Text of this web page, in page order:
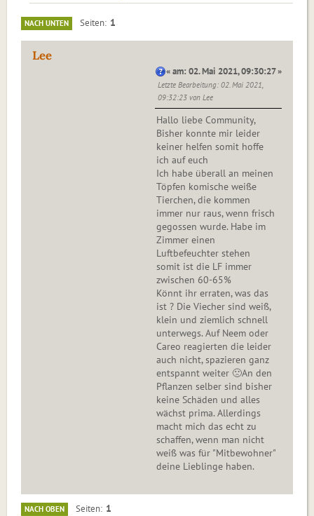
NACH UNTEN Seiten 1
Lee
« am: 02. Mai 2021, 09:30:27 »
Letzte Bearbeitung: 02. Mai 2021,
09:32:23 von Lee
Hallo liebe Community,
Bisher konnte mir leider
keiner helfen somit hoffe
ich auf euch
Ich habe überall an meinen
Töpfen komische weiße
Tierchen, die kommen
immer nur raus, wenn frisch
gegossen wurde. Habe im
Zimmer einen
Luftbefeuchter stehen
somit ist die LF immer
zwischen 60-65%
Könnt ihr erraten, was das
ist ? Die Viecher sind weiß,
klein und ziemlich schnell
unterwegs. Auf Neem oder
Careo reagierten die leider
auch nicht, spazieren ganz
entspannt weiter 🙁An den
Pflanzen selber sind bisher
keine Schäden und alles
wächst prima. Allerdings
macht mich das echt zu
schaffen, wenn man nicht
weiß was für "Mitbewohner"
deine Lieblinge haben.
NACH OBEN Seiten 1